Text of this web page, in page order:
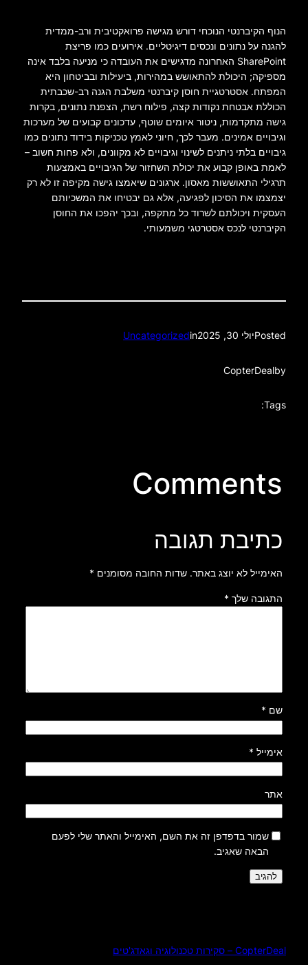
הנוף הקיברנטי הנוכחי דורש מגישה פרואקטיבית ורב-ממדית
להגנה על נתונים ונכסים דיגיטליים. אירועים כמו פריצת
SharePoint האחרונה מדגישים את העובדה כי מניעה בלבד אינה
מספיקה; היכולת להתאושש במהירות, ביעילות ובביטחון היא
המפתח. אסטרטגיית חוסן קיברנטי משלבת הגנה רב-שכבתית
הכוללת אבטחת נקודות קצה, פילוח רשת, הצפנת נתונים, בקרות
גישה מתקדמות, ניטור איומים שוטף, עדכונים קבועים של מערכות
וגיבויים אמינים. מעבר לכך, חיוני לאמץ טכניקות בידוד נתונים כמו
גיבויים בלתי ניתנים לשינוי וגיבויים לא מקוונים, ולא פחות חשוב –
לאמת באופן קבוע את יכולת השחזור של הגיבויים באמצעות
תרגילי התאוששות מאסון. ארגונים שיאמצו גישה מקיפה זו לא רק
יצמצמו את הסיכון לפגיעה, אלא גם יבטיחו את המשכיותם
העסקית ויכולתם לשרוד כל מתקפה, ובכך יהפכו את החוסן
הקיברנטי לנכס אסטרטגי משמעותי.
Postedיולי 30, 2025 in
Uncategorized
by
CopterDeal
Tags:
Comments
כתיבת תגובה
האימייל לא יוצג באתר. שדות החובה מסומנים *
התגובה שלך *
שם *
אימייל *
אתר
שמור בדפדפן זה את השם, האימייל והאתר שלי לפעם
הבאה שאגיב.
CopterDeal – סקירות טכנולוגיה וגאדג'טים